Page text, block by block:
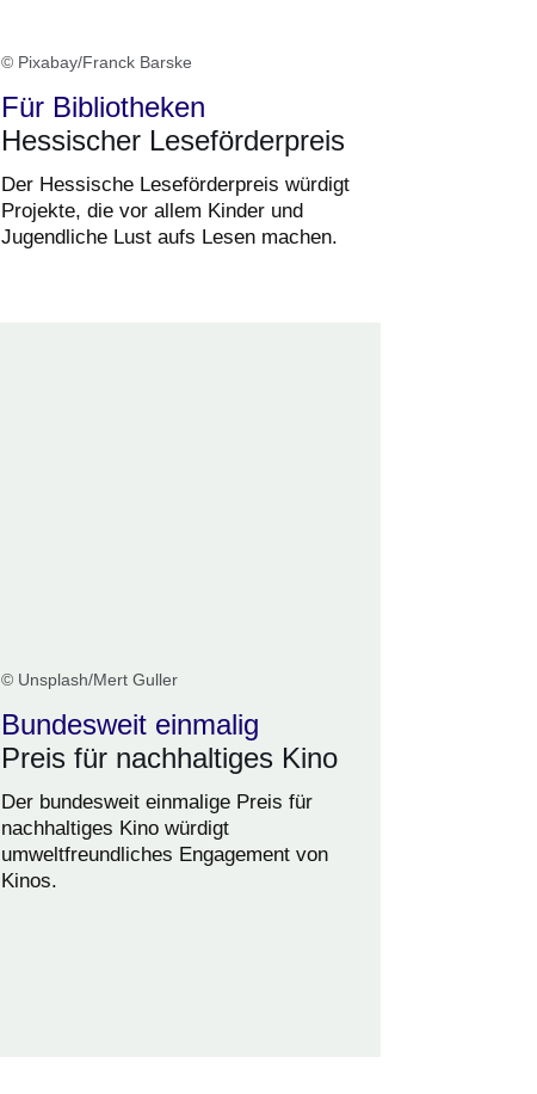
© Pixabay/Franck Barske
Für Bibliotheken
Hessischer Leseförderpreis
Der Hessische Leseförderpreis würdigt
Projekte, die vor allem Kinder und
Jugendliche Lust aufs Lesen machen.
© Unsplash/Mert Guller
Bundesweit einmalig
Preis für nachhaltiges Kino
Der bundesweit einmalige Preis für
nachhaltiges Kino würdigt
umweltfreundliches Engagement von
Kinos.